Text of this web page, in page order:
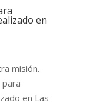
en
misión.
en Las